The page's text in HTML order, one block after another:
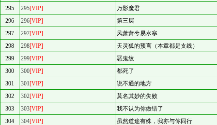
295
295[VIP]
万影魔君
296
296[VIP]
第三层
297
297[VIP]
风萧萧兮易水寒
298
298[VIP]
天灵狐的预言（本章都是支线）
299
299[VIP]
恶鬼纹
300
300[VIP]
都死了
301
301[VIP]
说不通的地方
302
302[VIP]
莫名其妙的失败
303
303[VIP]
我不认为你做错了
304
304[VIP]
虽然道途有殊，我亦与你同行